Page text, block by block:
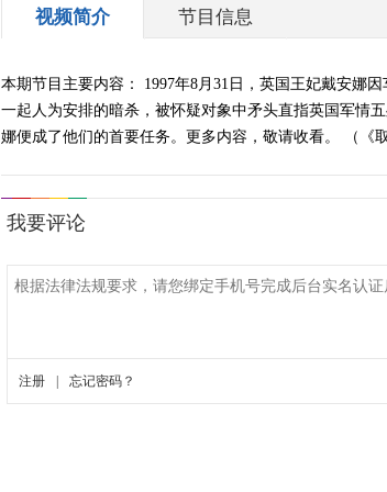
视频简介 节目信息
本期节目主要内容： 1997年8月31日，英国王妃戴安娜
一起人为安排的暗杀，被怀疑对象中矛头直指英国军情
娜便成了他们的首要任务。更多内容，敬请收看。 （《